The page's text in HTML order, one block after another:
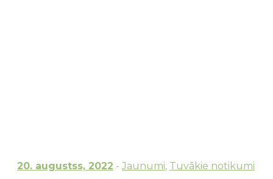
20. augustss, 2022 - Jaunumi, Tuvākie notikumi